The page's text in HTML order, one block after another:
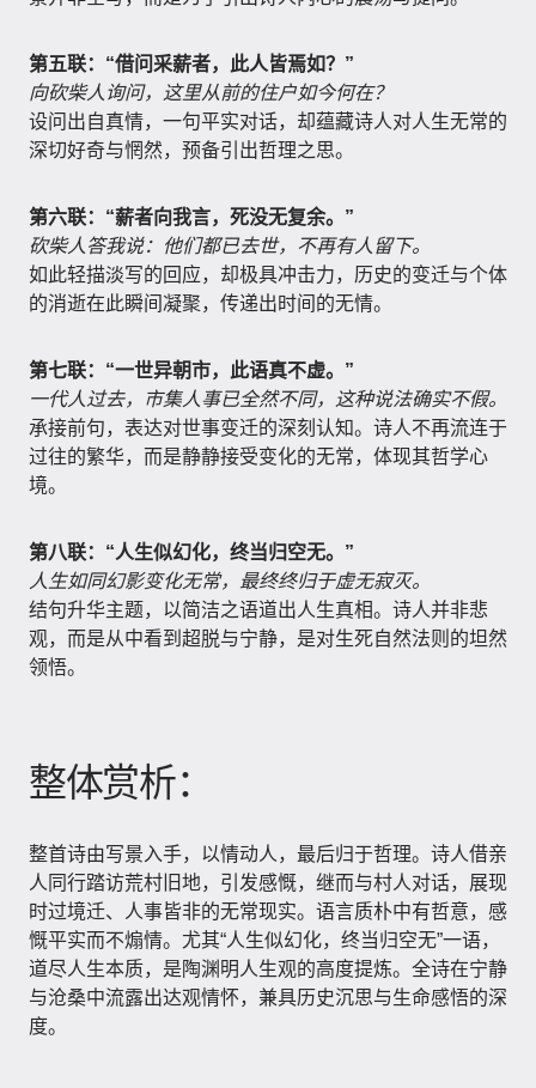
第五联：“借问采薪者，此人皆焉如？”
向砍柴人询问，这里从前的住户如今何在？
设问出自真情，一句平实对话，却蕴藏诗人对人生无常的
深切好奇与惘然，预备引出哲理之思。
第六联：“薪者向我言，死没无复余。”
砍柴人答我说：他们都已去世，不再有人留下。
如此轻描淡写的回应，却极具冲击力，历史的变迁与个体
的消逝在此瞬间凝聚，传递出时间的无情。
第七联：“一世异朝市，此语真不虚。”
一代人过去，市集人事已全然不同，这种说法确实不假。
承接前句，表达对世事变迁的深刻认知。诗人不再流连于
过往的繁华，而是静静接受变化的无常，体现其哲学心
境。
第八联：“人生似幻化，终当归空无。”
人生如同幻影变化无常，最终终归于虚无寂灭。
结句升华主题，以简洁之语道出人生真相。诗人并非悲
观，而是从中看到超脱与宁静，是对生死自然法则的坦然
领悟。
整体赏析：
整首诗由写景入手，以情动人，最后归于哲理。诗人借亲
人同行踏访荒村旧地，引发感慨，继而与村人对话，展现
时过境迁、人事皆非的无常现实。语言质朴中有哲意，感
慨平实而不煽情。尤其“人生似幻化，终当归空无”一语，
道尽人生本质，是陶渊明人生观的高度提炼。全诗在宁静
与沧桑中流露出达观情怀，兼具历史沉思与生命感悟的深
度。